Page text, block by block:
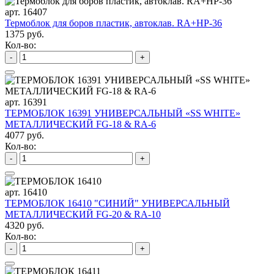
арт. 16407
Термоблок для боров пластик, автоклав. RA+HP-36
1375 руб.
Кол-во:
- +
арт. 16391
ТЕРМОБЛОК 16391 УНИВЕРСАЛЬНЫЙ «SS WHITE»
МЕТАЛЛИЧЕСКИЙ FG-18 & RA-6
4077 руб.
Кол-во:
- +
арт. 16410
ТЕРМОБЛОК 16410 "СИНИЙ" УНИВЕРСАЛЬНЫЙ
МЕТАЛЛИЧЕСКИЙ FG-20 & RA-10
4320 руб.
Кол-во:
- +